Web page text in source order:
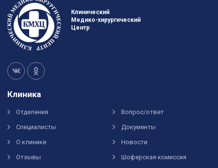
Клинический
Медико-хирургический
Центр
Клиника
Отделения
Специалисты
О клинике
Отзывы
Вопрос/ответ
Документы
Новости
Шоферская комиссия